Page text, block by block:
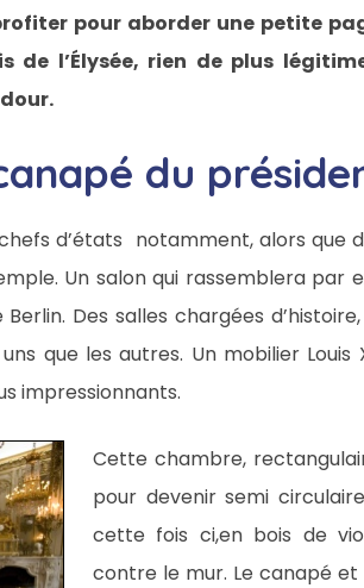
pour aborder une petite
de l’Élysée, rien de plus
du
d’états notamment, alors que
Un salon qui rassemblera par
Des salles chargées
que les autres. Un mobilier
impressionnants.
Cette chambre,
pour devenir semi
cette fois ci,en bois de
contre le mur. Le canapé